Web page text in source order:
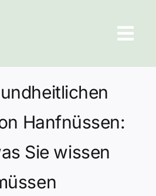
Hanfnüssen:
Sie wissen